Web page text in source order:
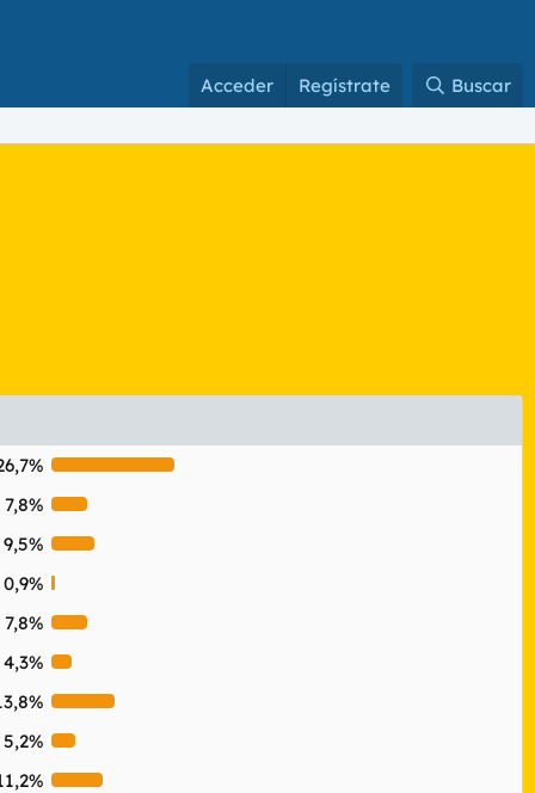
Acceder Regístrate Buscar
7,8%
9,5%
0,9%
7,8%
4,3%
5,2%